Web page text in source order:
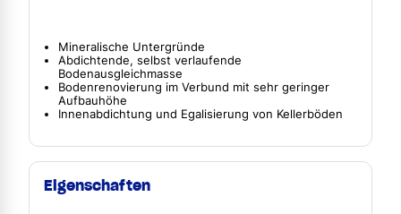
Mineralische Untergründe
Abdichtende, selbst verlaufende
Bodenausgleichmasse
Bodenrenovierung im Verbund mit sehr geringer
Aufbauhöhe
Innenabdichtung und Egalisierung von Kellerböden
Eigenschaften